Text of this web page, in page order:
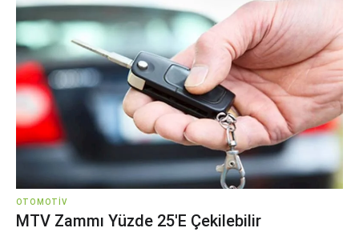
OTOMOTIV
MTV Zammı Yüzde 25'e Çekilebilir